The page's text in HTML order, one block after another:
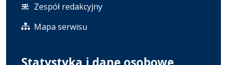
Zespół redakcyjny
Mapa serwisu